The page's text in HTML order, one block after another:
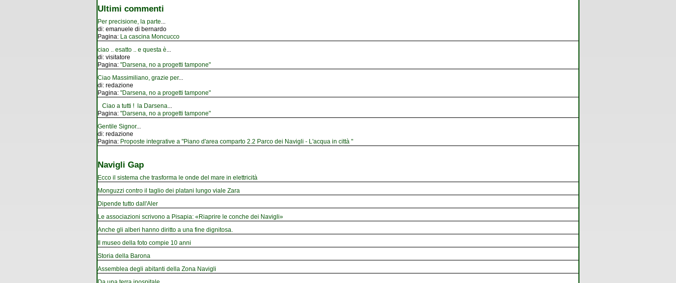
Ultimi commenti
Per precisione, la parte
di: emanuele di bernardo
Pagina: La cascina Moncucco
ciao .. esatto .. e questa è
di: visitatore
Pagina: "Darsena, no a progetti tampone"
Ciao Massimiliano, grazie per...
di: redazione
Pagina: "Darsena, no a progetti tampone"
Ciao a tutti ! la Darsena
Pagina: "Darsena, no a progetti tampone"
Gentile Signor...
di: redazione
Pagina: Proposte integrative a "Piano d'area comparto 2.2 Parco dei Navigli - L'acqua in città "
Navigli Gap
Ecco il sistema che trasforma le onde del mare in elettricità
Monguzzi contro il taglio dei platani lungo viale Zara
Dipende tutto dall'Aler
Le associazioni scrivono a Pisapia: «Riaprire le conche dei Navigli»
Anche gli alberi hanno diritto a una fine dignitosa.
Il museo della foto compie 10 anni
Storia della Barona
Assemblea degli abitanti della Zona Navigli